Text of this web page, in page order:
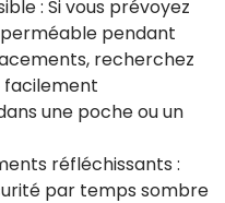
: Si vous prévoyez
pendant
recherchez
facilement
une poche ou un
réfléchissants :
par temps sombre